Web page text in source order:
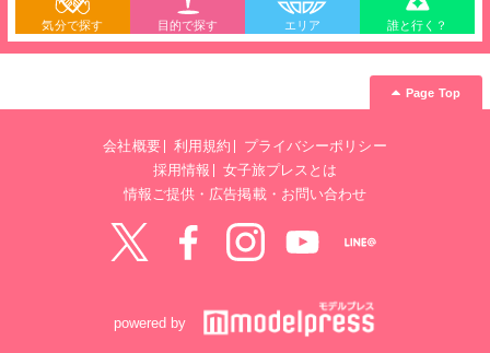
気分で探す 目的で探す エリア 誰と行く？
Page Top
会社概要 利用規約
プライバシーポリシー
採用情報
女子旅プレスとは
情報ご提供・広告掲載・お問い合わせ
powered by